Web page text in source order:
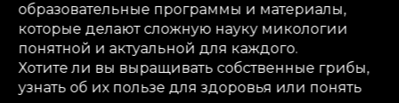
образовательные программы и материалы,
которые делают сложную науку микологии
понятной и актуальной для каждого.
Хотите ли вы выращивать собственные грибы,
узнать об их пользе для здоровья или понять